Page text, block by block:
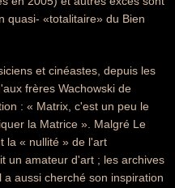
quasi- «totalitaire» du Bien
et cinéastes, depuis les
frères Wachowski de
: « Matrix, c'est un peu le
la Matrice ». Malgré Le
la « nullité » de l'art
un amateur d'art ; les archives
aussi cherché son inspiration